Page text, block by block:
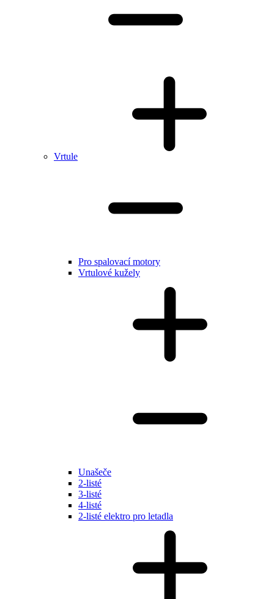
Vrtule
Pro spalovací motory
Vrtulové kužely
Unašeče
2-listé
3-listé
4-listé
2-listé elektro pro letadla